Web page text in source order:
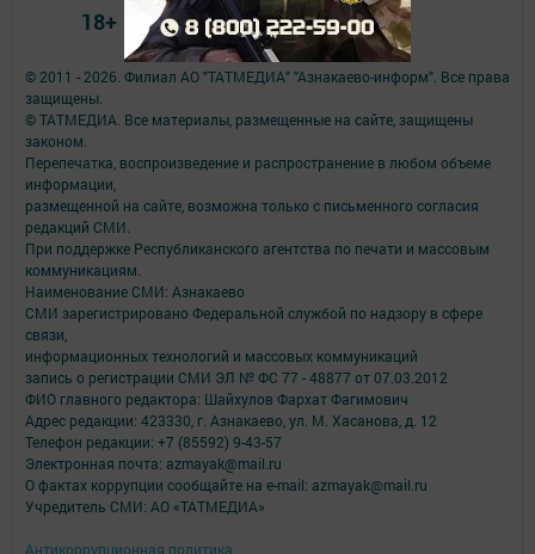
© 2011 - 2026. Филиал АО "ТАТМЕДИА" "Азнакаево-информ". Все права
защищены.
© ТАТМЕДИА. Все материалы, размещенные на сайте, защищены
законом.
Перепечатка, воспроизведение и распространение в любом объеме
информации,
размещенной на сайте, возможна только с письменного согласия
редакций СМИ.
При поддержке Республиканского агентства по печати и массовым
коммуникациям.
Наименование СМИ: Азнакаево
СМИ зарегистрировано Федеральной службой по надзору в сфере
связи,
информационных технологий и массовых коммуникаций
запись о регистрации СМИ ЭЛ № ФС 77 - 48877 от 07.03.2012
ФИО главного редактора: Шайхулов Фархат Фагимович
Адрес редакции: 423330, г. Азнакаево, ул. М. Хасанова, д. 12
Телефон редакции: +7 (85592) 9-43-57
Электронная почта: azmayak@mail.ru
О фактах коррупции сообщайте на e-mail: azmayak@mail.ru
Учредитель СМИ: АО «ТАТМЕДИА»
Антикоррупционная политика
18+